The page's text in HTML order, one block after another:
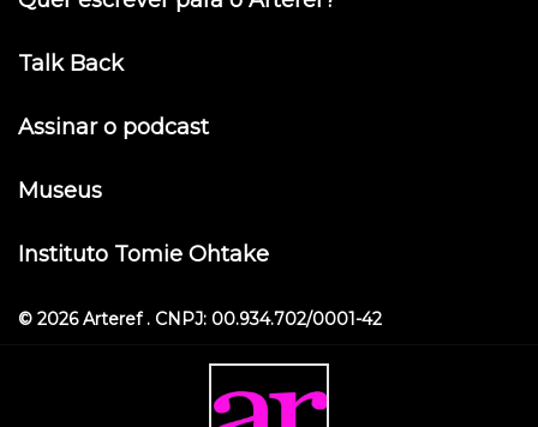
Talk Back
Assinar o podcast
Museus
Instituto Tomie Ohtake
© 2026 Arteref . CNPJ: 00.934.702/0001-42